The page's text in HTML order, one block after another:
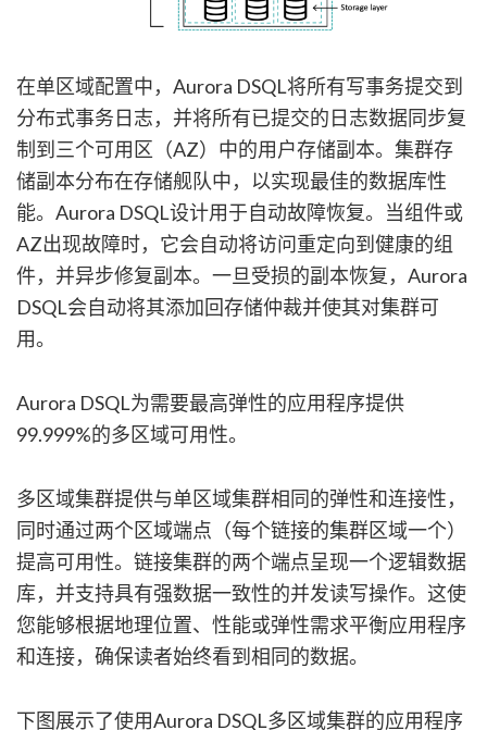
在单区域配置中，Aurora DSQL将所有写事务提交到
分布式事务日志，并将所有已提交的日志数据同步复
制到三个可用区（AZ）中的用户存储副本。集群存
储副本分布在存储舰队中，以实现最佳的数据库性
能。Aurora DSQL设计用于自动故障恢复。当组件或
AZ出现故障时，它会自动将访问重定向到健康的组
件，并异步修复副本。一旦受损的副本恢复，Aurora
DSQL会自动将其添加回存储仲裁并使其对集群可
用。
Aurora DSQL为需要最高弹性的应用程序提供
99.999%的多区域可用性。
多区域集群提供与单区域集群相同的弹性和连接性，
同时通过两个区域端点（每个链接的集群区域一个）
提高可用性。链接集群的两个端点呈现一个逻辑数据
库，并支持具有强数据一致性的并发读写操作。这使
您能够根据地理位置、性能或弹性需求平衡应用程序
和连接，确保读者始终看到相同的数据。
下图展示了使用Aurora DSQL多区域集群的应用程序